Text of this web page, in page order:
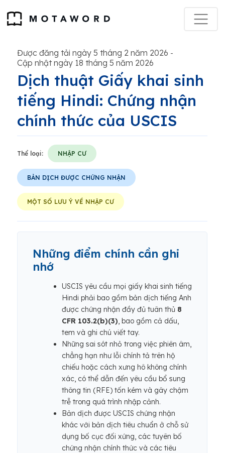
Được đăng tải ngày 5 tháng 2 năm 2026 -
Cập nhật ngày 18 tháng 5 năm 2026
Dịch thuật Giấy khai sinh
tiếng Hindi: Chứng nhận
chính thức của USCIS
Thể loại: NHẬP CƯ
BẢN DỊCH ĐƯỢC CHỨNG NHẬN
MỘT SỐ LƯU Ý VỀ NHẬP CƯ
Những điểm chính cần ghi
nhớ
USCIS yêu cầu mọi giấy khai sinh tiếng
Hindi phải bao gồm bản dịch tiếng Anh
được chứng nhận đầy đủ tuân thủ 8
CFR 103.2(b)(3), bao gồm cả dấu,
tem và ghi chú viết tay.
Những sai sót nhỏ trong việc phiên âm,
chẳng hạn như lỗi chính tả trên hộ
chiếu hoặc cách xưng hô không chính
xác, có thể dẫn đến yêu cầu bổ sung
thông tin (RFE) tốn kém và gây chậm
trễ trong quá trình nhập cảnh.
Bản dịch được USCIS chứng nhận
khác với bản dịch tiêu chuẩn ở chỗ sử
dụng bố cục đối xứng, các tuyên bố
chứng nhận chính thức và các tiêu